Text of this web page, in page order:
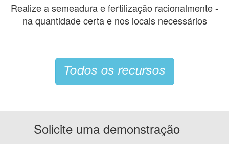
Realize a semeadura e fertilização racionalmente -
na quantidade certa e nos locais necessários
Todos os recursos
Solicite uma demonstração